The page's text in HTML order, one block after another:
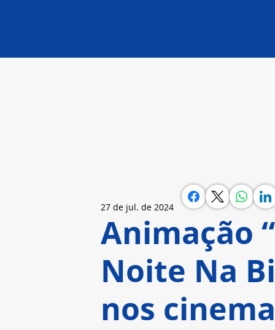
Animação
Noite Na
nos
27 de jul. de 2024